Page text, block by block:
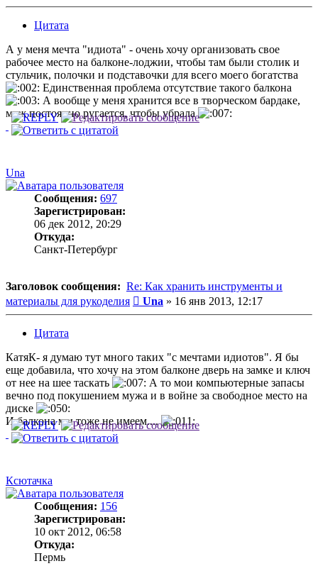
Цитата
А у меня мечта "идиота" - очень хочу организовать свое
рабочее место на балконе-лоджии, чтобы там были столик и
стульчик, полочки и подставочки для всего моего богатства
Единственная проблема отсутствие такого балкона
А вообще у меня хранится все в творческом бардаке,
муж постоянно ругается, чтобы убрала
Una
Сообщения: 697
Зарегистрирован:
06 дек 2012, 20:29
Откуда:
Санкт-Петербург
Заголовок сообщения: Re: Как хранить инструменты и
материалы для рукоделия
Сообщение
Una » 16 янв 2013, 12:17
Цитата
КатяК- я думаю тут много таких "с мечтами идиотов". Я бы
еще добавила, что хочу на этом балконе дверь на замке и ключ
от нее на шее таскать
А то мои компьютерные запасы
вечно под покушением мужа и в войне за свободное место на
диске
И балкона мы тоже не имеем....
Ксютачка
Сообщения: 156
Зарегистрирован:
10 окт 2012, 06:58
Откуда:
Пермь